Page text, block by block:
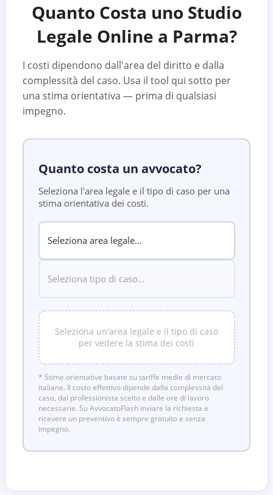
Quanto Costa uno Studio
Legale Online a Parma?
I costi dipendono dall'area del diritto e dalla
complessità del caso. Usa il tool qui sotto per
una stima orientativa — prima di qualsiasi
impegno.
Quanto costa un avvocato?
Seleziona l'area legale e il tipo di caso per una
stima orientativa dei costi.
Seleziona un'area legale e il tipo di caso
per vedere la stima dei costi
* Stime orientative basate su tariffe medie di mercato
italiane. Il costo effettivo dipende dalla complessità del
caso, dal professionista scelto e dalle ore di lavoro
necessarie. Su AvvocatoFlash inviare la richiesta e
ricevere un preventivo è sempre gratuito e senza
impegno.